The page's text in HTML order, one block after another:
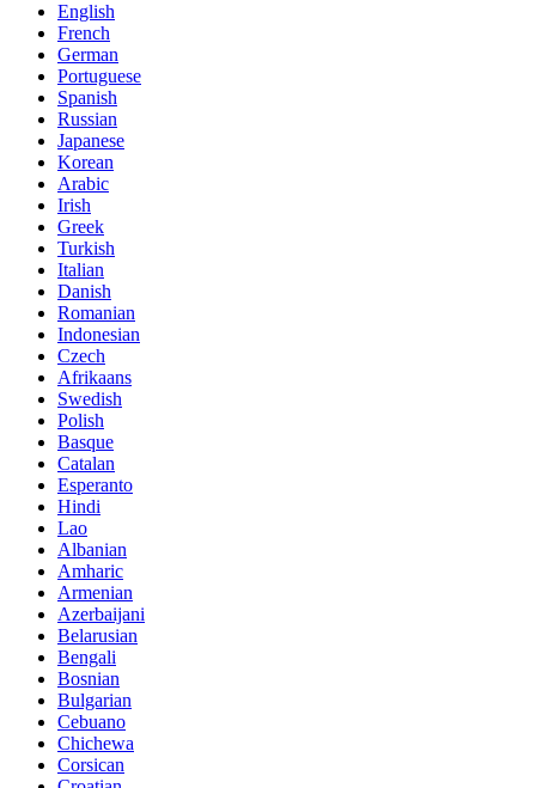
English
French
German
Portuguese
Spanish
Russian
Japanese
Korean
Arabic
Irish
Greek
Turkish
Italian
Danish
Romanian
Indonesian
Czech
Afrikaans
Swedish
Polish
Basque
Catalan
Esperanto
Hindi
Lao
Albanian
Amharic
Armenian
Azerbaijani
Belarusian
Bengali
Bosnian
Bulgarian
Cebuano
Chichewa
Corsican